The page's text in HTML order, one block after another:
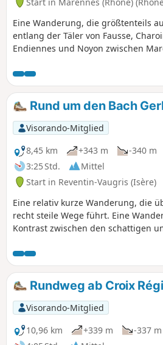
Eine Wanderung, die größtenteils
entlang der Täler von Fausse,
Endiennes und Noyon zwischen
Rund um den Bach
Visorando-Mitglied
8,45 km
+343 m
-340 m
3:25 Std.
Mittel
Start in Reventin-Vaugris (Isère)
Eine relativ kurze Wanderung, die
recht steile Wege führt. Eine
Kontrast zwischen den schattigen
auf das Pilat-Massiv und die
Côtes du Rhône genießen
etwas anstrengend, nur wenige
entfernt...
Rundweg ab Croix
Visorando-Mitglied
10,96 km
+339 m
-337 m